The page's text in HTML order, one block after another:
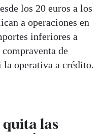
los 20 euros a los
a operaciones en
inferiores a
de
la operativa a crédito.
las